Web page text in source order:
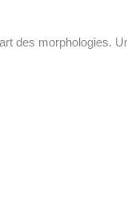
des morphologies.